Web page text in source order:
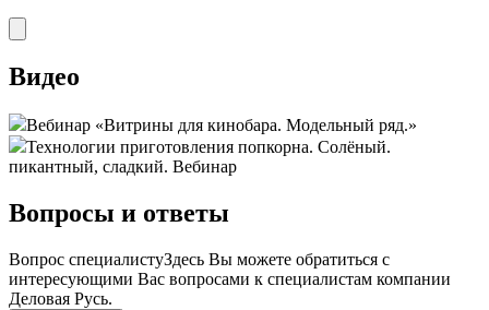
Видео
Вебинар «Витрины для кинобара. Модельный ряд.»
Технологии приготовления попкорна. Солёный.
пикантный, сладкий. Вебинар
Вопросы и ответы
Вопрос специалистуЗдесь Вы можете обратиться с
интересующими Вас вопросами к специалистам компании
Деловая Русь.